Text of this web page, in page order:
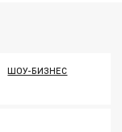
ШОУ-БИЗНЕС